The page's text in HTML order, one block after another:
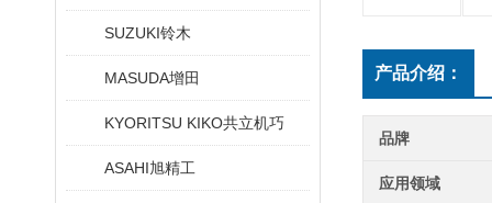
SUZUKI铃木
MASUDA增田
KYORITSU KIKO共立机巧
ASAHI旭精工
产品介绍：
品牌
应用领域